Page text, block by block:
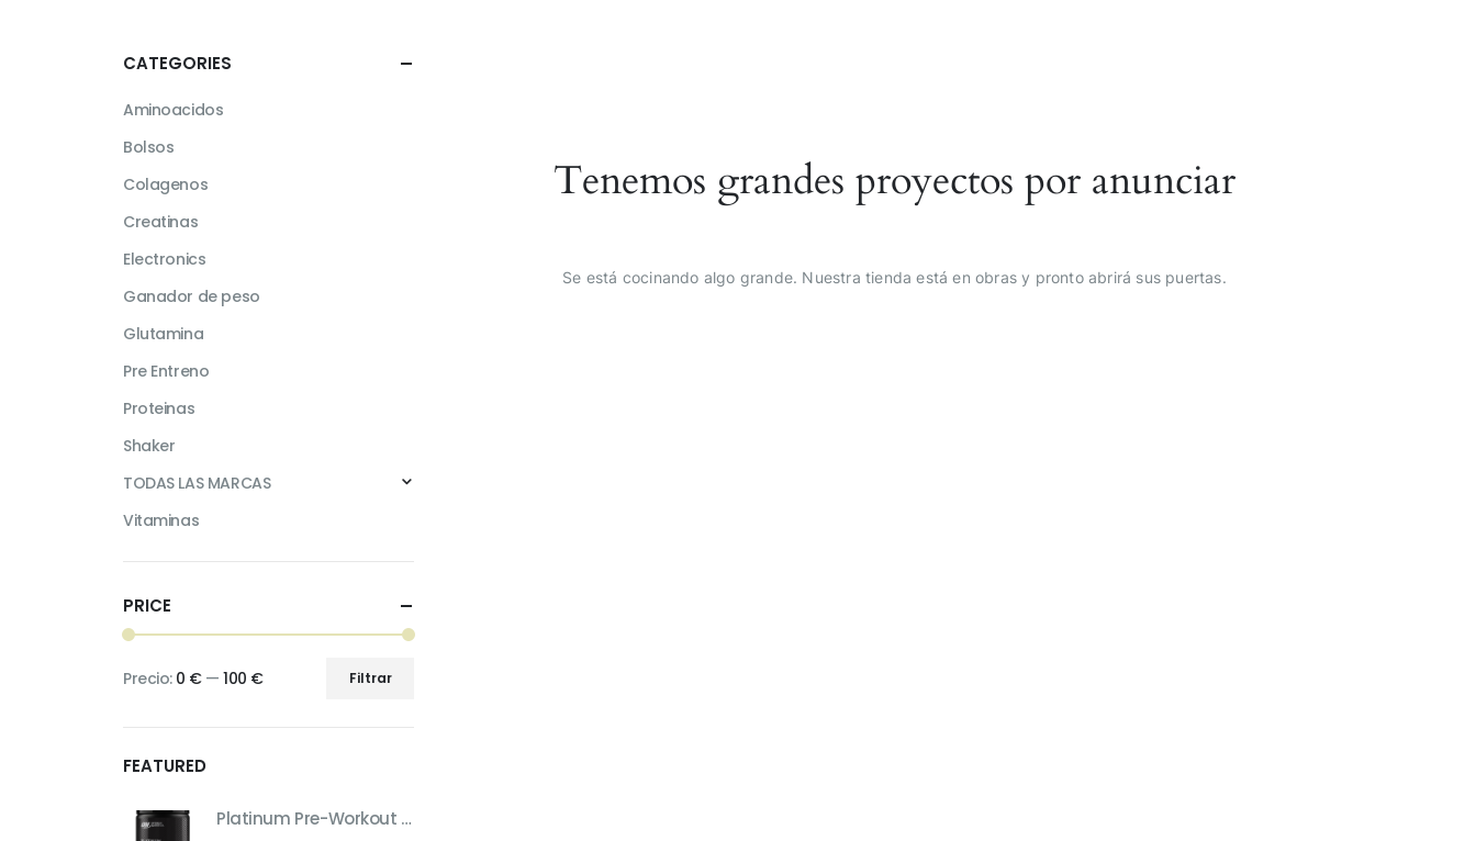
Tenemos grandes proyectos por anunciar
Se está cocinando algo grande. Nuestra tienda está en obras y pronto abrirá sus puertas.
CATEGORIES
Aminoacidos
Bolsos
Colagenos
Creatinas
Electronics
Ganador de peso
Glutamina
Pre Entreno
Proteinas
Shaker
TODAS LAS MARCAS
Vitaminas
PRICE
mínimo
máximo
Filtrar
Precio: 0 €—100 €
FEATURED
Platinum Pre-Workout – Pre-Entreno de Máximo Rendimiento (Sabor Fruit Punch, 420 g)